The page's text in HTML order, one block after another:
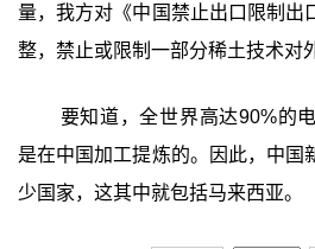
量，我方对《中国禁止出口限制出
整，禁止或限制一部分稀土技术对
要知道，全世界高达90%的
是在中国加工提炼的。因此，中国
少国家，这其中就包括马来西亚。